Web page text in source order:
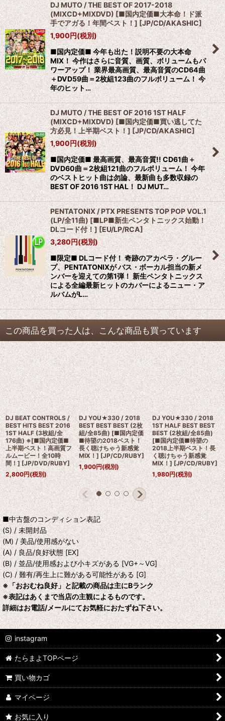
DJ MUTO / THE BEST OF 2017-2018
(MIXCD+MIXDVD) [■国内定価■大本命！ド派
手でアガる！年間ベスト！][JP/CD/AKASHIC]
1,900円(税別)
■国内定価■ 今年も出た！説明不要の大本命
MIX！ 今作はさらに音質、画質、ボリュームもパ
ワーアップ！ 業界最高画質、最高音質のCD64曲
＋DVD59曲＝2枚組123曲のフルボリューム！ 今
年のヒット…
DJ MUTO / THE BEST OF 2016 1ST HALF
(MIXCD+MIXDVD) [■国内定価■買い逃してた
方必見！上半期ベスト！] [JP/CD/AKASHIC]
1,900円(税別)
■国内定価■ 最高画質、最高音質!! CD61曲＋
DVD60曲＝2枚組121曲のフルボリューム！ 今年
のベストヒット曲は勿論、最新曲も多数収録の
BEST OF 2016 1ST HAL！ DJ MUT…
PENTATONIX / PTX PRESENTS TOP POP VOL.1
(LP/全11曲) [■LP■新生ペンタトニックス始動！
DLコード付！] [EU/LP/RCA]
3,280円(税別)
■限定■ DLコード付！ 奇跡のアカペラ・グルー
プ、PENTATONIXが バス・ボーカル担当の新メ
ンバーを迎えての第1弾！ 新生ペンタトニックス
による全編最新ヒットのカバーによるニュー・ア
ルバムがL…
この商品を買った人は、こんな商品も買っています
DJ BEAT CONTROLS /
BEST HITS BEST 2016
1ST HALF (3枚組/全
176曲) ※[■国内定価■
上半期ベスト！高画質フ
ルムービー！全10時
間！] [JP/DVD/RUBY]
2,800円(税別)
DJ YOU★330 / 2018
BEST BEST BEST (2枚
組/全85曲) [■国内定価
■待望の2018ベスト！
長く聴けちゃう新感覚
MIX！] [JP/CD/RUBY]
1,900円(税別)
DJ YOU★330 / 2018
1ST HALF BEST BEST
BEST (2枚組/全85曲)
[■国内定価■待望の
2018上半期ベスト！長
く聴けちゃう新感覚
MIX！] [JP/CD/RUBY]
1,980円(税別)
■中古盤のコンディション表記
(S) / 未開封品
(M) / 美品/使用感がない
(A) / 良品/良好状態 [EX]
(B) / 並品/使用感および小キズがある [VG+～VG]
(C) / 難有/再生上に難がある可能性がある [G]
※「おおむね良好」と記載の商品は主にBランク
※表記はあくまで当店の主観によるものです。
詳細はお電話/メールにてお気軽におたずね下さい。
instagram
たらまよTOPページ
買い物カゴ
マイページ
お気に入り